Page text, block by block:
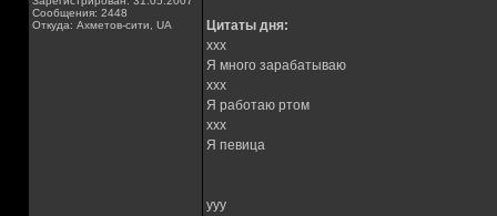
Сообщения: 2448
Откуда: Ахметов-сити, UA
Цитаты дня:
xxx
Я много зарабатываю
xxx
Я работаю ртом
xxx
Я певица
yyy